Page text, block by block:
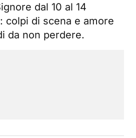
dal 10 al 14
colpi di scena e amore
da non perdere.